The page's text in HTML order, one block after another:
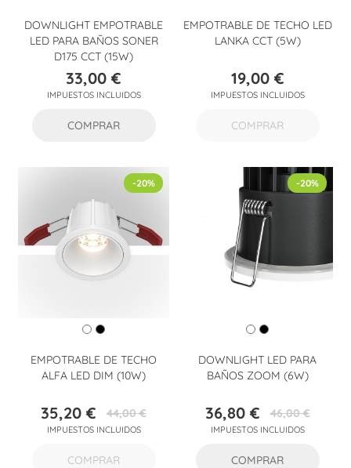
DOWNLIGHT EMPOTRABLE
LED PARA BAÑOS SONER
D175 CCT (15W)
Precio
33,00 €
IMPUESTOS INCLUIDOS
COMPRAR
EMPOTRABLE DE TECHO LED
LANKA CCT (5W)
Precio
19,00 €
IMPUESTOS INCLUIDOS
COMPRAR
EMPOTRABLE DE TECHO
ALFA LED DIM (10W)
Precio
35,20 €Precio
base
44,00 €
IMPUESTOS INCLUIDOS
-20%
COMPRAR
DOWNLIGHT LED PARA
BAÑOS ZOOM (6W)
Precio
36,80 €Precio
base
46,00 €
IMPUESTOS INCLUIDOS
-20%
COMPRAR